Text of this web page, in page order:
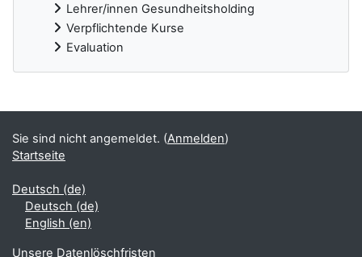
Lehrer/innen Gesundheitsholding
Verpflichtende Kurse
Evaluation
Ergänzungsblöcke
Sie sind nicht angemeldet. (Anmelden)
Startseite
Deutsch ‎(de)‎
Deutsch ‎(de)‎
English ‎(en)‎
Unsere Datenlöschfristen